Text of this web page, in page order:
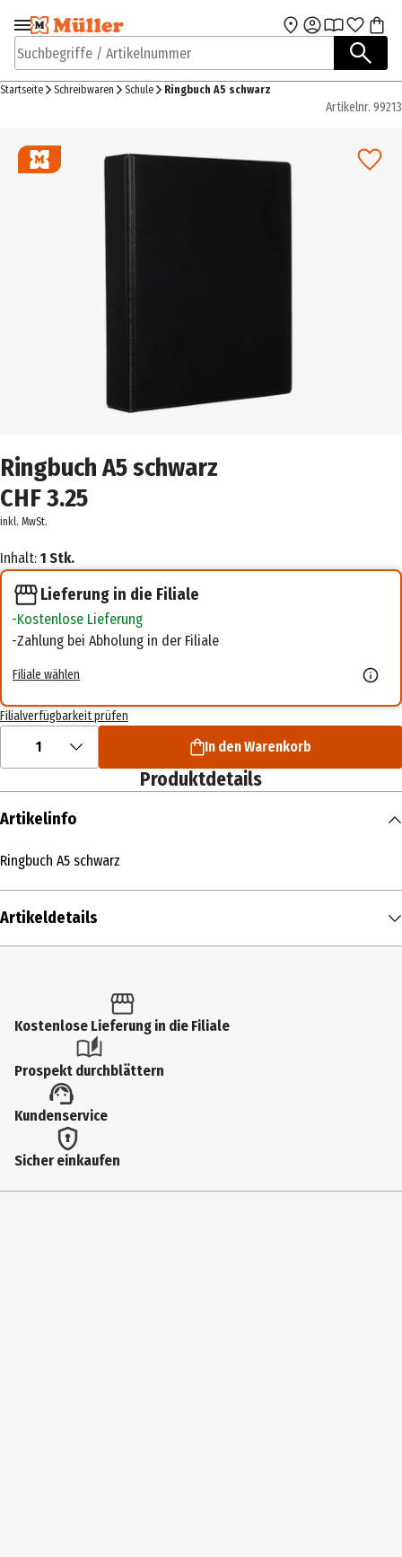
Zur Navigation
springen
Zum Hauptinhalt
Suchbegriffe / Artikelnummer
Startseite Schreibwaren Schule Ringbuch A5 schwarz
Artikelnr. 99213
Ringbuch A5 schwarz
CHF 3.25
inkl. MwSt.
Inhalt: 1 Stk.
Lieferung in die Filiale
Kostenlose Lieferung
Zahlung bei Abholung in der Filiale
Filiale wählen
Filialverfügbarkeit prüfen
1 In den Warenkorb
Produktdetails
Artikelinfo
Ringbuch A5 schwarz
Artikeldetails
Produkttyp
Sonstiger Schulbedarf
Hersteller
Fiebig & Schillings GmbH
Herstelleradresse
Kostenlose Lieferung in die Filiale
Prospekt durchblättern
Kundenservice
Sicher einkaufen